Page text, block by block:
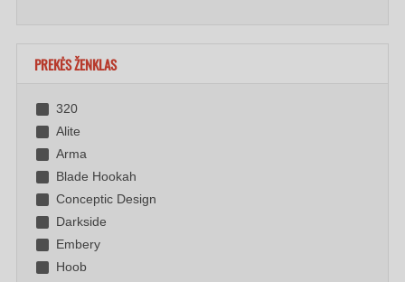
PREKĖS ŽENKLAS
320
Alite
Arma
Blade Hookah
Conceptic Design
Darkside
Embery
Hoob